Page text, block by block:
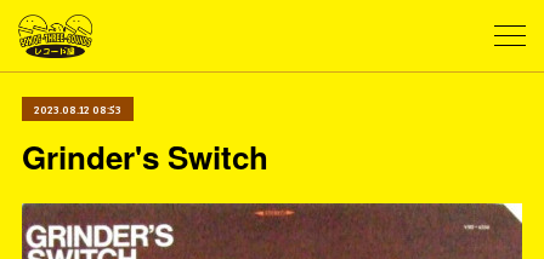
2023.08.12 08:53
Grinder's Switch